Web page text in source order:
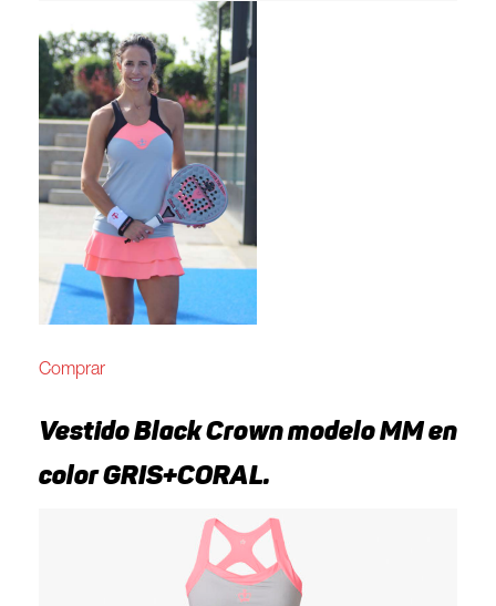
Comprar
Vestido Black Crown modelo MM en
color GRIS+CORAL.